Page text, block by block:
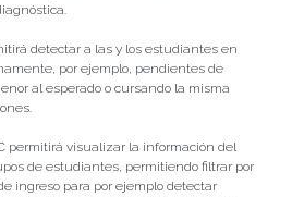
detectar a las y los estudiantes en
por ejemplo, pendientes de
al esperado o cursando la misma
permitirá visualizar la información del
de estudiantes, permitiendo filtrar por
ingreso para por ejemplo detectar